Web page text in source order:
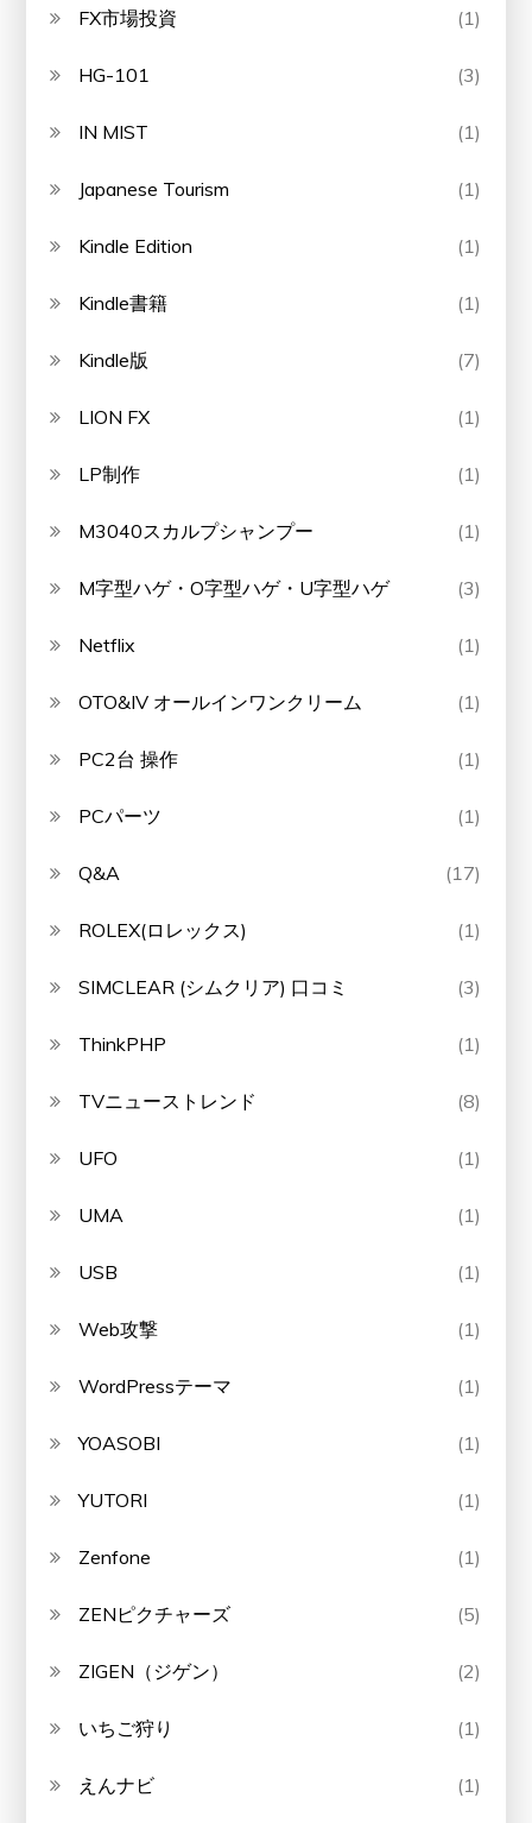
FX市場投資 (1)
HG-101 (3)
IN MIST (1)
Japanese Tourism (1)
Kindle Edition (1)
Kindle書籍 (1)
Kindle版 (7)
LION FX (1)
LP制作 (1)
M3040スカルプシャンプー (1)
M字型ハゲ・O字型ハゲ・U字型ハゲ (3)
Netflix (1)
OTO&IV オールインワンクリーム (1)
PC2台 操作 (1)
PCパーツ (1)
Q&A (17)
ROLEX(ロレックス) (1)
SIMCLEAR (シムクリア) 口コミ (3)
ThinkPHP (1)
TVニューストレンド (8)
UFO (1)
UMA (1)
USB (1)
Web攻撃 (1)
WordPressテーマ (1)
YOASOBI (1)
YUTORI (1)
Zenfone (1)
ZENピクチャーズ (5)
ZIGEN（ジゲン） (2)
いちご狩り (1)
えんナビ (1)